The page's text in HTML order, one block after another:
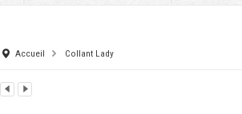
Accueil Collant Lady